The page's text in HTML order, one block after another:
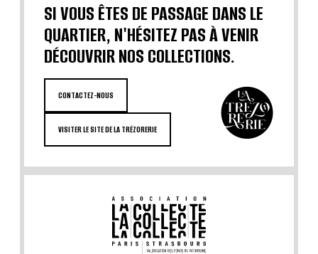
SI VOUS ÊTES DE PASSAGE DANS LE
QUARTIER, N'HÉSITEZ PAS À VENIR
DÉCOUVRIR NOS COLLECTIONS.
CONTACTEZ-NOUS
VISITER LE SITE DE LA TRÉZORERIE